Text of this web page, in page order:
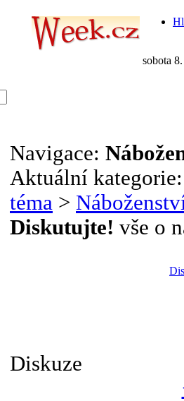
sobota
Navigace:
Aktuální
téma >
Diskutujte! vše o
Diskuze